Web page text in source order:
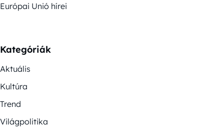
Európai Unió hírei
Kategóriák
Aktuális
Kultúra
Trend
Világpolitika